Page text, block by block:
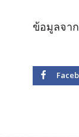
ข้อมูลจา